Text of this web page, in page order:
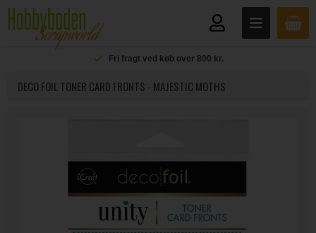
Fri fragt ved køb over 800 kr.
DECO FOIL TONER CARD FRONTS - MAJESTIC MOTHS